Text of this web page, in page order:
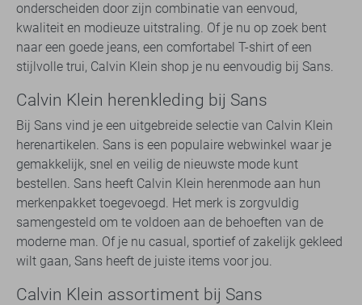
onderscheiden door zijn combinatie van eenvoud,
kwaliteit en modieuze uitstraling. Of je nu op zoek bent
naar een goede jeans, een comfortabel T-shirt of een
stijlvolle trui, Calvin Klein shop je nu eenvoudig bij Sans.
Calvin Klein herenkleding bij Sans
Bij Sans vind je een uitgebreide selectie van Calvin Klein
herenartikelen. Sans is een populaire webwinkel waar je
gemakkelijk, snel en veilig de nieuwste mode kunt
bestellen. Sans heeft Calvin Klein herenmode aan hun
merkenpakket toegevoegd. Het merk is zorgvuldig
samengesteld om te voldoen aan de behoeften van de
moderne man. Of je nu casual, sportief of zakelijk gekleed
wilt gaan, Sans heeft de juiste items voor jou.
Calvin Klein assortiment bij Sans